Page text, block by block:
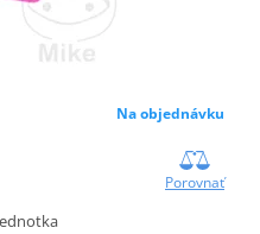
Na objednávku
Porovnať